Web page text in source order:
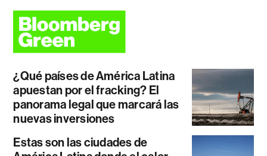
¿Qué países de América Latina
apuestan por el fracking? El
panorama legal que marcará las
nuevas inversiones
Estas son las ciudades de